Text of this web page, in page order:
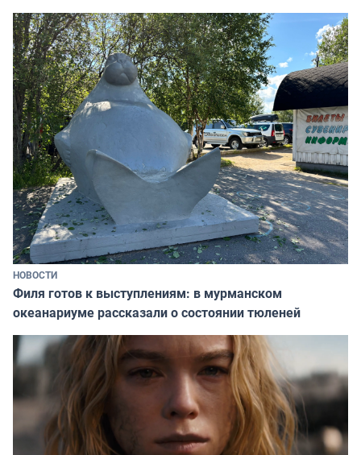
НОВОСТИ
Филя готов к выступлениям: в мурманском
океанариуме рассказали о состоянии тюленей